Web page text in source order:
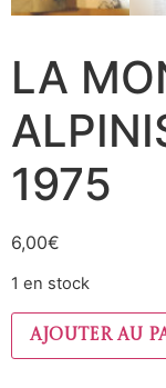
LA
1975
6,00€
1 en stock
Ajouter au